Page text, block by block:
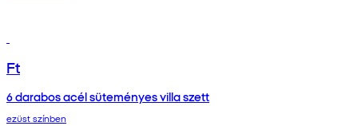
Ft
6 darabos acél süteményes villa szett
ezüst színben